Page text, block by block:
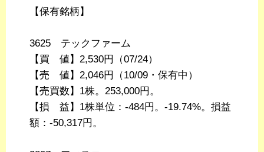
【保有銘柄】
3625 テックファーム
【買 値】2,530円（07/24）
【売 値】2,046円（10/09・保有中）
【売買数】1株。253,000円。
【損 益】1株単位：-484円。-19.74%。損益
額：-50,317円。